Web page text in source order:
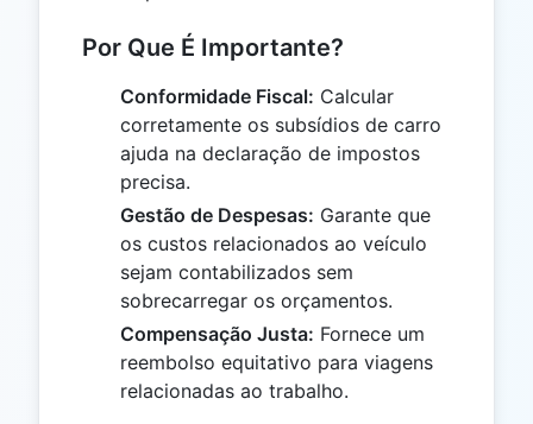
Por Que É Importante?
Conformidade Fiscal: Calcular
corretamente os subsídios de carro
ajuda na declaração de impostos
precisa.
Gestão de Despesas: Garante que
os custos relacionados ao veículo
sejam contabilizados sem
sobrecarregar os orçamentos.
Compensação Justa: Fornece um
reembolso equitativo para viagens
relacionadas ao trabalho.